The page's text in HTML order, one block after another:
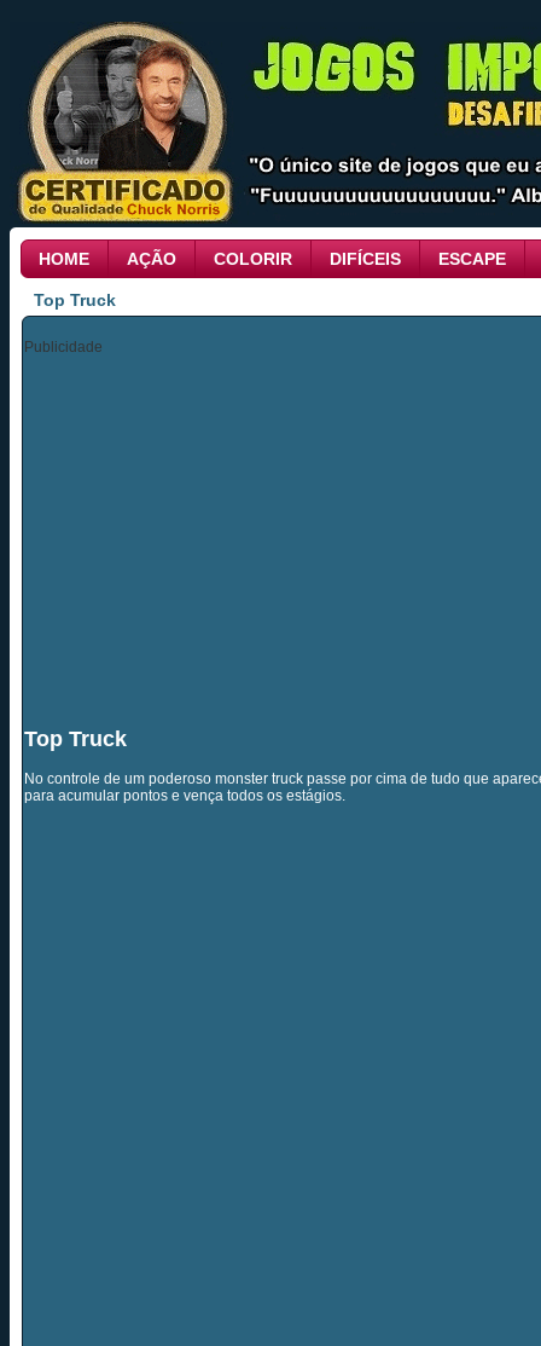
HOME AÇÃO COLORIR DIFÍCEIS ESCAPE
Top Truck
Publicidade
Top Truck
No controle de um poderoso monster truck passe por cima de tudo que
para acumular pontos e vença todos os estágios.